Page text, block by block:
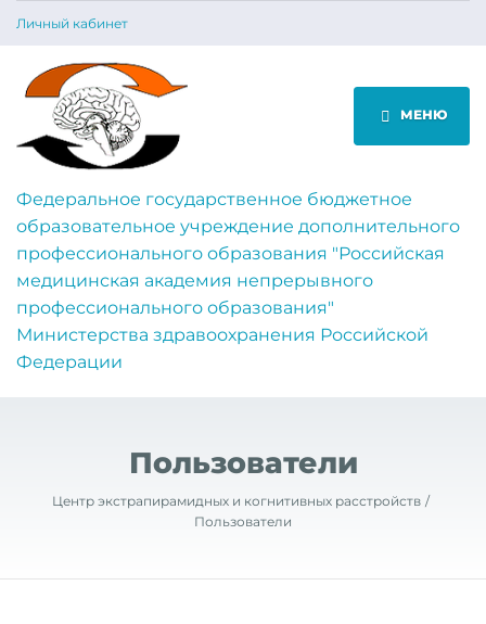
Личный кабинет
МЕНЮ
Федеральное государственное бюджетное
образовательное учреждение дополнительного
профессионального образования "Российская
медицинская академия непрерывного
профессионального образования"
Министерства здравоохранения Российской
Федерации
Пользователи
Центр экстрапирамидных и когнитивных расстройств
Пользователи